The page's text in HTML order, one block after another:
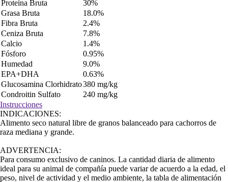
Proteína Bruta
30%
Grasa Bruta
18.0%
Fibra Bruta
2.4%
Ceniza Bruta
7.8%
Calcio
1.4%
Fósforo
0.95%
Humedad
9.0%
EPA+DHA
0.63%
Glucosamina Clorhidrato380 mg/kg
Condroitin Sulfato
240 mg/kg
Instrucciones
INDICACIONES:
Alimento seco natural libre de granos balanceado para cachorros de
raza mediana y grande.
ADVERTENCIA:
Para consumo exclusivo de caninos. La cantidad diaria de alimento
ideal para su animal de compañía puede variar de acuerdo a la edad, el
peso, nivel de actividad y el medio ambiente, la tabla de alimentación